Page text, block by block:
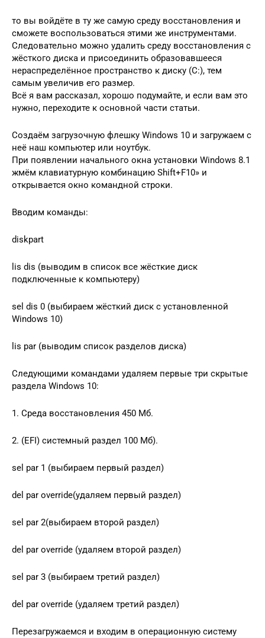
то вы войдёте в ту же самую среду восстановления и
сможете воспользоваться этими же инструментами.
Следовательно можно удалить среду восстановления с
жёсткого диска и присоединить образовавшееся
нераспределённое пространство к диску (C:), тем
самым увеличив его размер.
Всё я вам рассказал, хорошо подумайте, и если вам это
нужно, переходите к основной части статьи.
Создаём загрузочную флешку Windows 10 и загружаем с
неё наш компьютер или ноутбук.
При появлении начального окна установки Windows 8.1
жмём клавиатурную комбинацию Shift+F10» и
открывается окно командной строки.
Вводим команды:
diskpart
lis dis (выводим в список все жёсткие диск
подключенные к компьютеру)
sel dis 0 (выбираем жёсткий диск с установленной
Windows 10)
lis par (выводим список разделов диска)
Следующими командами удаляем первые три скрытые
раздела Windows 10:
1. Среда восстановления 450 Мб.
2. (EFI) системный раздел 100 Мб).
sel par 1 (выбираем первый раздел)
del par override(удаляем первый раздел)
sel par 2(выбираем второй раздел)
del par override (удаляем второй раздел)
sel par 3 (выбираем третий раздел)
del par override (удаляем третий раздел)
Перезагружаемся и входим в операционную систему